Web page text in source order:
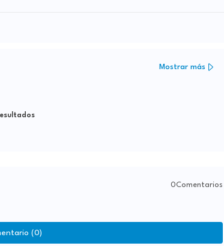
Mostrar más
0Comentarios
(0)